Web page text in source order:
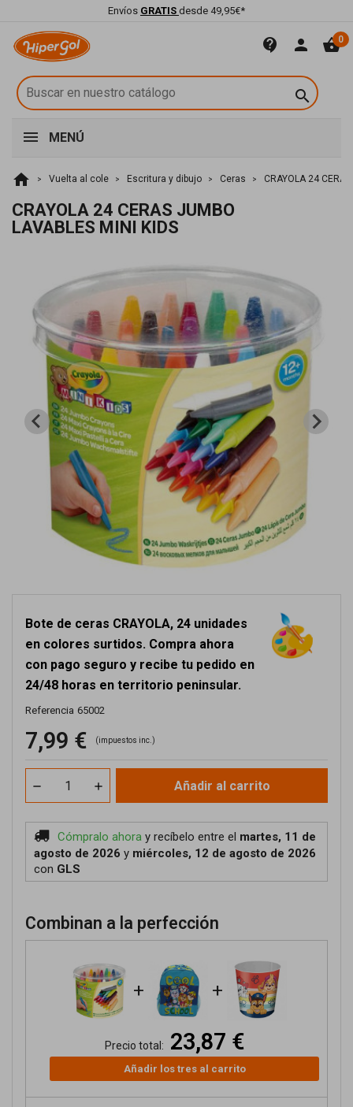
Envíos GRATIS desde 49,95€*
contact_support person shopping_basket0

MENÚ
home Vuelta al cole Escritura y dibujo Ceras CRAYOLA 24
CRAYOLA 24 CERAS JUMBO
LAVABLES MINI KIDS
Bote de ceras CRAYOLA, 24 unidades
en colores surtidos. Compra ahora
con pago seguro y recibe tu pedido en
24/48 horas en territorio peninsular.
Referencia 65002
7,99 € (impuestos inc.)
Añadir al carrito
Cómpralo ahora y recíbelo entre el martes, 11 de
agosto de 2026 y miércoles, 12 de agosto de 2026
con GLS
Combinan a la perfección
+ +
Precio total: 23,87 €
Añadir los tres al carrito